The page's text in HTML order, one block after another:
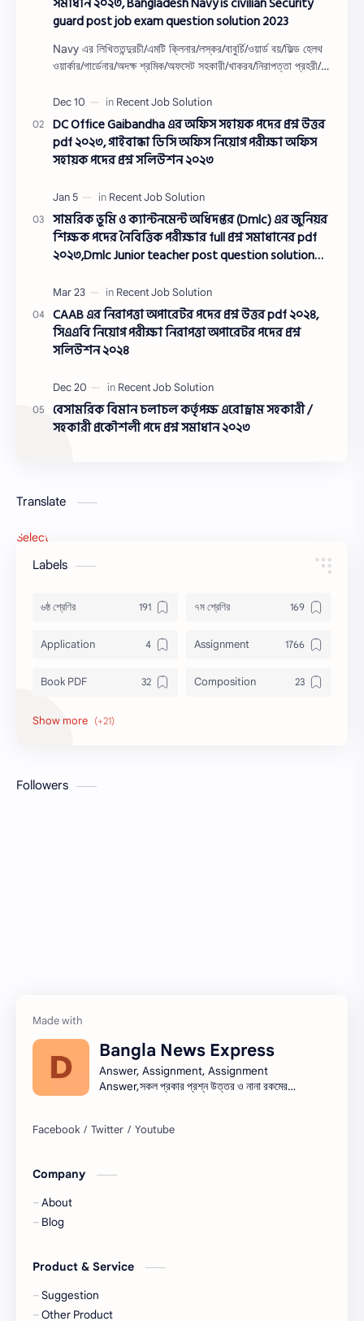
guard post job exam question solution 2023
Navy এর লিখিততন্দুরচী/এমটি ক্লিনার/লস্কর/বাবুর্চি/ওয়ার্ড বয়/ফিল্ড হেলথ
ওয়ার্কার/গার্ডেনার/অদক্ষ শ্রমিক/অফসেট সহকারী/খাকরব/নিরাপত্তা প্রহরী/
DC Office Gaibandha এর অফিস সহায়ক পদের প্রশ্ন উত্তর
pdf ২০২৩, গাইবান্ধা ডিসি অফিস নিয়োগ পরীক্ষা অফিস
সহায়ক পদের প্রশ্ন সলিউশন ২০২৩
সামরিক ভূমি ও ক্যান্টনমেন্ট অধিদপ্তর (Dmlc) এর জুনিয়র
শিক্ষক পদের নৈবিত্তিক পরীক্ষার full প্রশ্ন সমাধানের pdf
২০২৩,Dmlc Junior teacher post question solution
সমাধান ২০২৩
CAAB এর নিরাপত্তা অপারেটর পদের প্রশ্ন উত্তর pdf ২০২৪,
সিএএবি নিয়োগ পরীক্ষা নিরাপত্তা অপারেটর পদের প্রশ্ন
সলিউশন ২০২৪
বেসামরিক বিমান চলাচল কর্তৃপক্ষ এরোড্রাম সহকারী /
সহকারী প্রকৌশলী পদে প্রশ্ন সমাধান ২০২৩
Translate
Select Language
Labels
৬ষ্ঠ শ্রেণির ৭ম শ্রেণির
Application Assignment
Book PDF Composition
Honors
Model Test
প্রতিবেদন
ভাষণ রচনা
সারাংশ ও সারমর্ম
Followers
Bangla News Express
Answer, Assignment, Assignment
Answer,সকল প্রকার প্রশ্ন উত্তর ও নানা রকমের
খবর (Job Circular) -
Company
About
Blog
Product & Service
Suggestion
Other Product